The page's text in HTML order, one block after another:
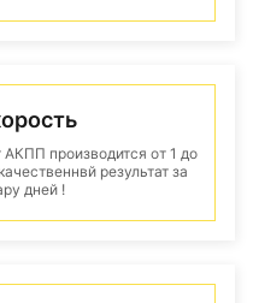
производится от 1 до
результат за
дней !